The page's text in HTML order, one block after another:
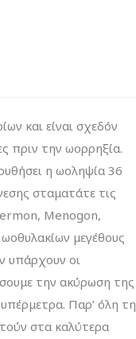
και είναι σχεδόν
πριν την ωορρηξία.
η ωοληψία 36
σταματάτε τις
Menogon,
μεγέθους
υπάρχουν οι
την ακύρωση της
Παρ’ όλη τη
στα καλύτερα